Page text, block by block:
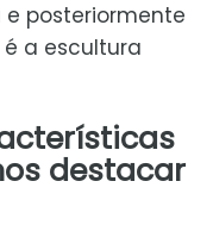
posteriormente
é a escultura
destacar